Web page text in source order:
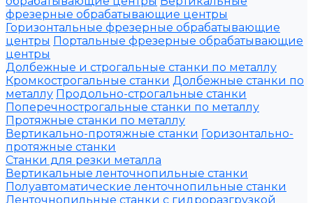
фрезерные обрабатывающие центры
Горизонтальные фрезерные обрабатывающие
центры Портальные фрезерные обрабатывающие
центры
Долбежные и строгальные станки по металлу
Кромкострогальные станки Долбежные станки по
металлу Продольно-строгальные станки
Поперечнострогальные станки по металлу
Протяжные станки по металлу
Вертикально-протяжные станки Горизонтально-
протяжные станки
Станки для резки металла
Вертикальные ленточнопильные станки
Полуавтоматические ленточнопильные станки
Ленточнопильные станки с гидроразгрузкой